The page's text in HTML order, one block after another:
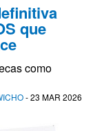
que
como
- 23 MAR 2026